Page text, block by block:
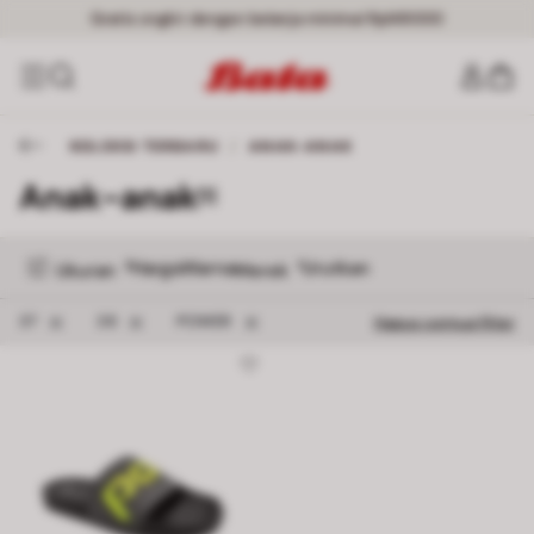
Gratis ongkir dengan belanja minimal Rp149000
KOLEKSI TERBARU ANAK-ANAK
Anak-anak[1]
Ukuran HargaWarnaMerek Urutkan
Hapus filter 37Hapus filter 38 Hapus filter POWERHapus semua filter